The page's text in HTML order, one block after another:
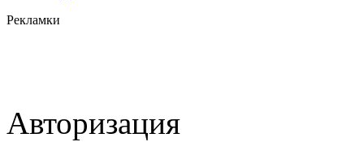
Рекламки
Авторизация